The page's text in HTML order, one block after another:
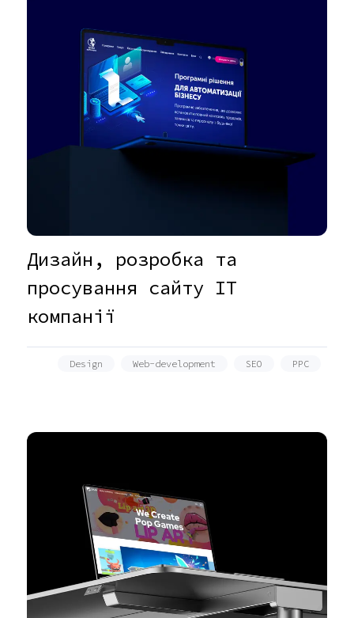
Дизайн, розробка та
просування сайту IT
компанії
Design Web-development SEO PPC